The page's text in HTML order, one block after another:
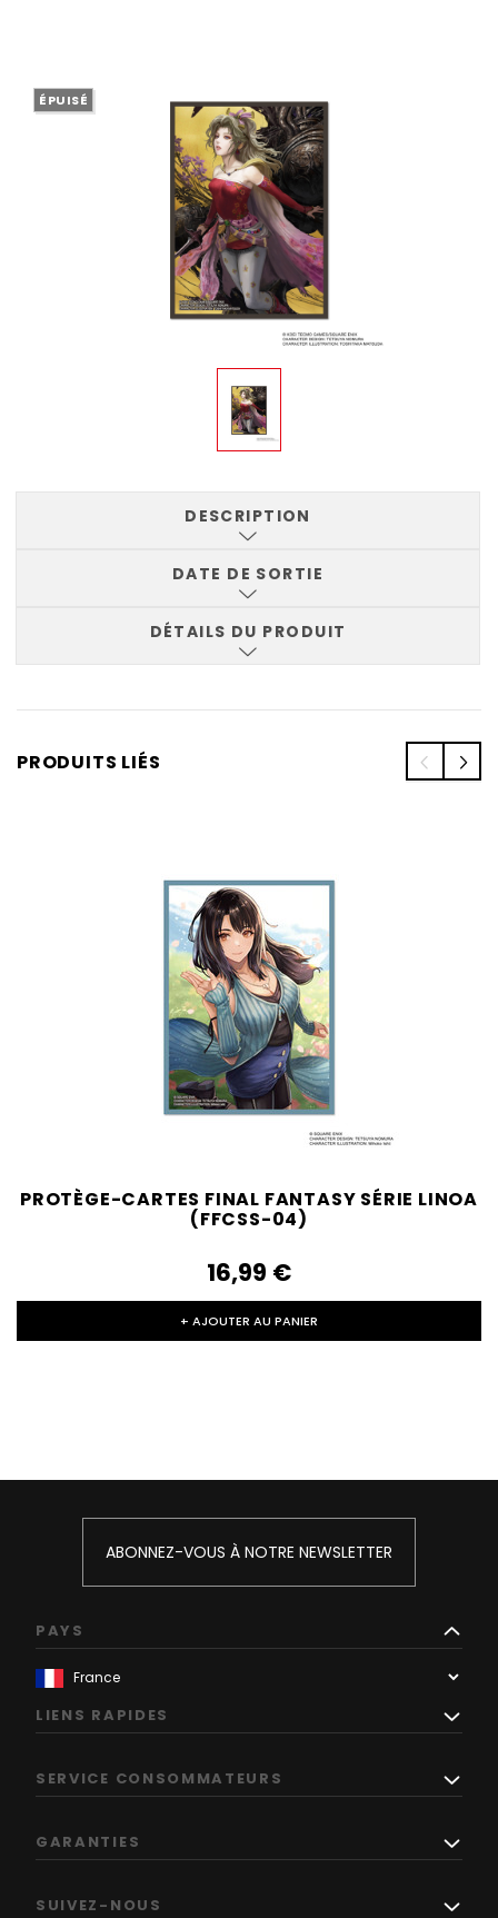
ÉPUISÉ
DESCRIPTION
DATE DE SORTIE
DÉTAILS DU PRODUIT
PRODUITS LIÉS
PROTÈGE-CARTES FINAL FANTASY SÉRIE LINOA
(FFCSS-04)
16,99‎ ‎€
+ AJOUTER AU PANIER
ABONNEZ-VOUS À NOTRE NEWSLETTER
PAYS
LIENS RAPIDES
SERVICE CONSOMMATEURS
GARANTIES
SUIVEZ-NOUS